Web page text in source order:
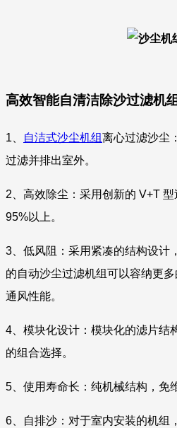
高效智能自清洁除沙过滤机
1、 自洁式沙尘机组离心过滤沙尘
过滤并排出室外。
2、高效除尘：采用创新的 V+T
95%以上。
3、低风阻：采用紧凑的结构设计
的自动沙尘过滤机组可以容纳更
通风性能。
4、模块化设计：模块化的滤片结
的组合选择。
5、使用寿命长：纯机械结构，免
6、自排沙：对于室内安装的机组